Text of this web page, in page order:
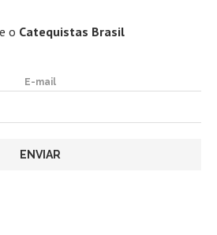
o Catequistas Brasil
E-mail